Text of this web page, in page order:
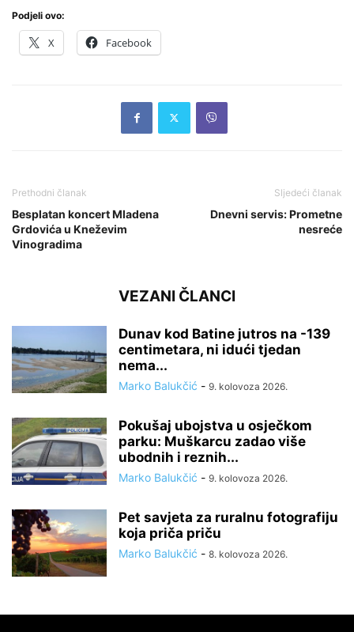
Podjeli ovo:
X Facebook
Prethodni članak
Besplatan koncert Mladena
Grdovića u Kneževim
Vinogradima
Sljedeći članak
Dnevni servis: Prometne
nesreće
VEZANI ČLANCI
Dunav kod Batine jutros na -139
centimetara, ni idući tjedan
nema...
Marko Balukčić - 9. kolovoza 2026.
Pokušaj ubojstva u osječkom
parku: Muškarcu zadao više
ubodnih i reznih...
Marko Balukčić - 9. kolovoza 2026.
Pet savjeta za ruralnu fotografiju
koja priča priču
Marko Balukčić - 8. kolovoza 2026.